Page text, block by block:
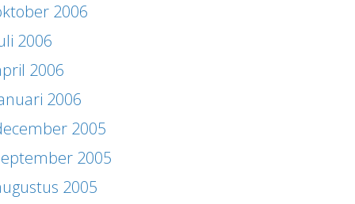
2006
2006
2006
2006
2005
2005
2005